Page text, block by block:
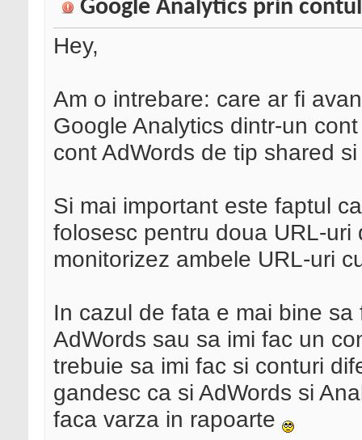
Google Analytics prin
Hey,
Am o intrebare: care ar fi
Google Analytics dintr-un
cont AdWords de tip shared
Si mai important este faptul
folosesc pentru doua URL-
monitorizez ambele URL-uri
In cazul de fata e mai bine
AdWords sau sa imi fac un
trebuie sa imi fac si conturi
gandesc ca si AdWords si
faca varza in rapoarte